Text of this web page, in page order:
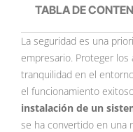
TABLA DE
La seguridad es una
empresario. Proteger los
tranquilidad en el
el funcionamiento
instalación de un
se ha convertido en una